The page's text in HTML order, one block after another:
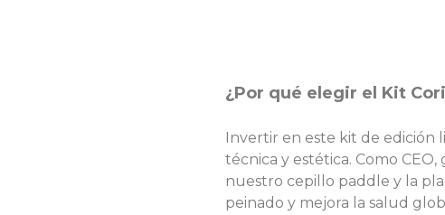
¿Por qué elegir el Kit
Invertir en este kit de edición
técnica y estética. Como
nuestro cepillo paddle y la
peinado y mejora la salud